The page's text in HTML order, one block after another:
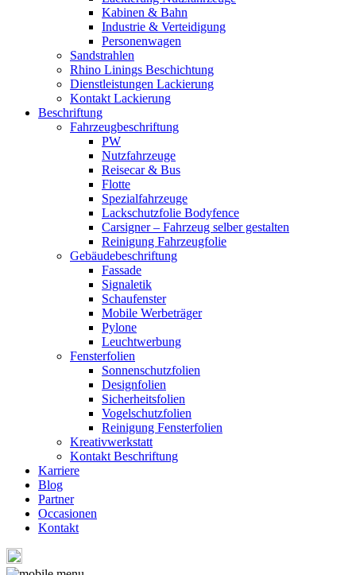
Kabinen & Bahn
Industrie & Verteidigung
Personenwagen
Sandstrahlen
Rhino Linings Beschichtung
Dienstleistungen Lackierung
Kontakt Lackierung
Beschriftung
Fahrzeugbeschriftung
PW
Nutzfahrzeuge
Reisecar & Bus
Flotte
Spezialfahrzeuge
Lackschutzfolie Bodyfence
Carsigner – Fahrzeug selber gestalten
Reinigung Fahrzeugfolie
Gebäudebeschriftung
Fassade
Signaletik
Schaufenster
Mobile Werbeträger
Pylone
Leuchtwerbung
Fensterfolien
Sonnenschutzfolien
Designfolien
Sicherheitsfolien
Vogelschutzfolien
Reinigung Fensterfolien
Kreativwerkstatt
Kontakt Beschriftung
Karriere
Blog
Partner
Occasionen
Kontakt